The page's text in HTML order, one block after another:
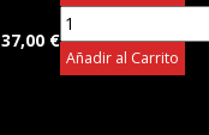
37,00 €
Añadir al Carrito